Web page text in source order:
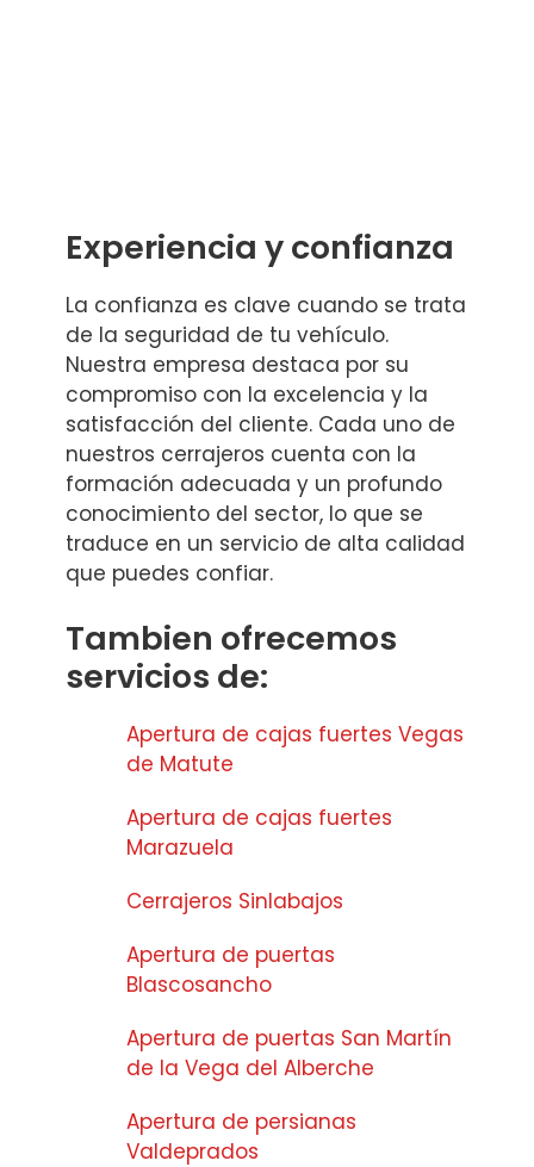
Experiencia y confianza
La confianza es clave cuando se trata
de la seguridad de tu vehículo.
Nuestra empresa destaca por su
compromiso con la excelencia y la
satisfacción del cliente. Cada uno de
nuestros cerrajeros cuenta con la
formación adecuada y un profundo
conocimiento del sector, lo que se
traduce en un servicio de alta calidad
que puedes confiar.
Tambien ofrecemos
servicios de:
Apertura de cajas fuertes Vegas
de Matute
Apertura de cajas fuertes
Marazuela
Cerrajeros Sinlabajos
Apertura de puertas
Blascosancho
Apertura de puertas San Martín
de la Vega del Alberche
Apertura de persianas
Valdeprados